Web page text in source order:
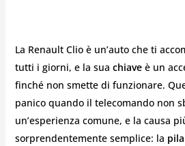
La Renault Clio è un’auto che ti
tutti i giorni, e la sua chiaveè un
finché non smette di funzionare.
panico quando il telecomando non
un’esperienza comune, e la causa
sorprendentemente semplice: la